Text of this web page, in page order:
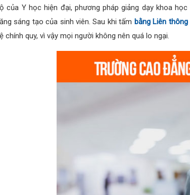
của Y học hiện đại, phương pháp giảng dạy khoa
sáng tạo của sinh viên. Sau khi tấm bằng Liên
chính quy, vì vậy mọi người không nên quá lo ngại.